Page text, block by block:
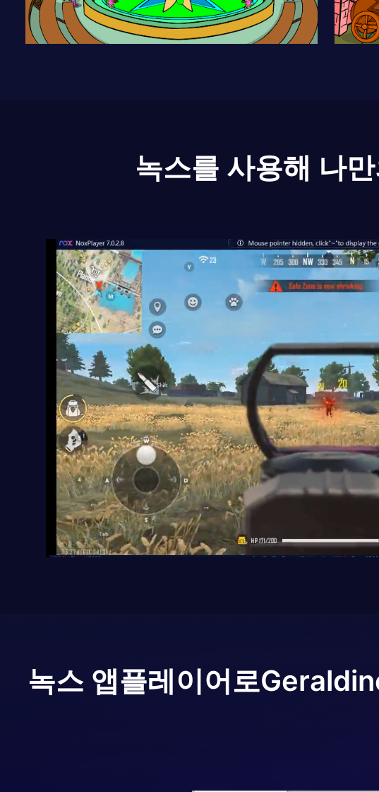
녹스를 사용해 나
녹스 앱플레이어로